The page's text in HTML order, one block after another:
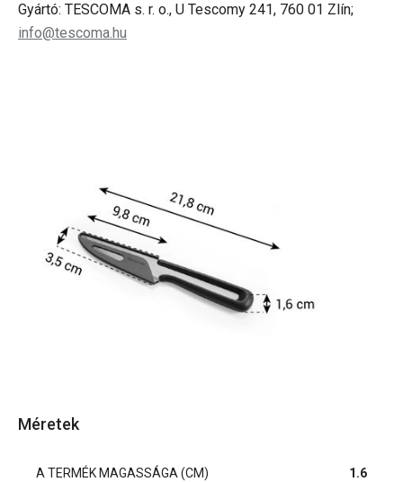
Gyártó: TESCOMA s. r. o., U Tescomy 241, 760 01 Zlín;
info@tescoma.hu
Méretek
A TERMÉK MAGASSÁGA (CM) 1.6